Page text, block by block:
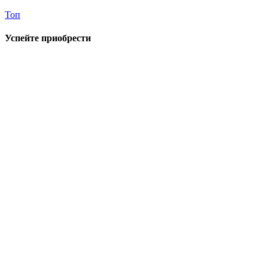
Топ
Успейте приобрести